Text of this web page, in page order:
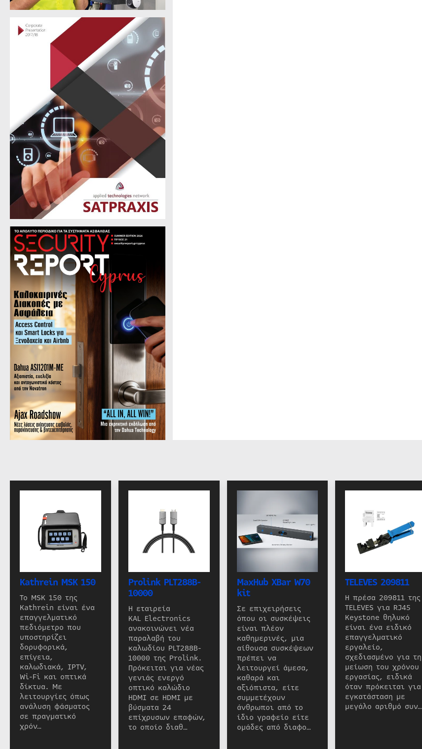
Kathrein MSK 150
Το MSK 150 της
Kathrein είναι ένα
επαγγελματικό
πεδιόμετρο που
υποστηρίζει
δορυφορικά,
επίγεια,
καλωδιακά, IPTV,
Wi-Fi και οπτικά
δίκτυα. Με
λειτουργίες όπως
ανάλυση φάσματος
σε πραγματικό
χρόν…
Prolink PLT288B-
10000
Η εταιρεία
KAL Electronics
ανακοινώνει νέα
παραλαβή του
καλωδίου PLT288B-
10000 της Prolink.
Πρόκειται για νέας
γενιάς ενεργό
οπτικό καλώδιο
HDMI σε HDMI με
βύσματα 24
επίχρυσων επαφών,
το οποίο διαθ…
MaxHub XBar W70
kit
Σε επιχειρήσεις
όπου οι συσκέψεις
είναι πλέον
καθημερινές, μια
αίθουσα συσκέψεων
πρέπει να
λειτουργεί άμεσα,
καθαρά και
αξιόπιστα, είτε
συμμετέχουν
άνθρωποι από το
ίδιο γραφείο είτε
ομάδες από διαφο…
TELEVES 209811
Η πρέσα 209811 της
TELEVES για RJ45
Keystone θηλυκό
είναι ένα ειδικό
επαγγελματικό
εργαλείο,
σχεδιασμένο για τη
μείωση του χρόνου
εργασίας, ειδικά
όταν πρόκειται για
εγκατάσταση με
μεγάλο αριθμό συν…